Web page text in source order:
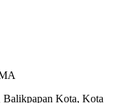
Balikpapan Kota, Kota